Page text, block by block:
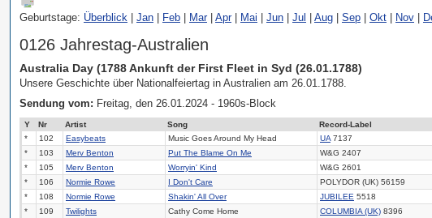
Geburtstage: Überblick Jan Feb Mar| Apr| Mai Jun Jul Aug Sep Okt Nov
0126 Jahrestag-Australien
Australia Day (1788 Ankunft der First Fleet in Syd (26.01.1788)
Unsere Geschichte über Nationalfeiertag in Australien am 26.01.1788.
Sendung vom: Freitag, den 26.01.2024 - 1960s-Block
Y Nr Artist Song
Record-Label
*
102 Easybeats Music Goes Around My Head UA7137
*
103 Merv Benton Put The Blame On Me
W&G 2407
*
105 Merv Benton Worryin' Kind
W&G 2601
*
106 Normie Rowe I Don't Care
POLYDOR (UK) 56159
*
108 Normie Rowe Shakin' All Over JUBILEE 5518
*
109 Twilights Cathy Come Home COLUMBIA (UK) 8396